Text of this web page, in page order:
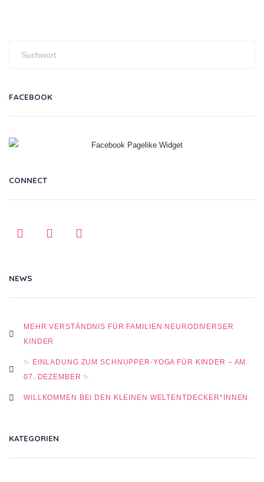
FACEBOOK
CONNECT
NEWS
MEHR VERSTÄNDNIS FÜR FAMILIEN NEURODIVERSER
KINDER
✨ EINLADUNG ZUM SCHNUPPER-YOGA FÜR KINDER – AM
07. DEZEMBER ✨
WILLKOMMEN BEI DEN KLEINEN WELTENTDECKER*INNEN
KATEGORIEN